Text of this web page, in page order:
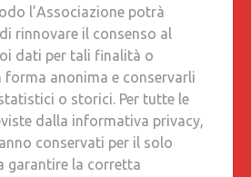
l’Associazione potrà
rinnovare il consenso al
dati per tali finalità o
forma anonima e conservarli
o storici. Per tutte le
dalla informativa privacy,
conservati per il solo
garantire la corretta